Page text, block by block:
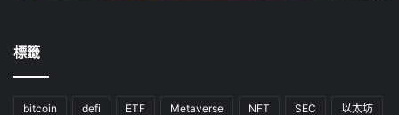
標籤
bitcoin defi ETF Metaverse NFT SEC 以太坊